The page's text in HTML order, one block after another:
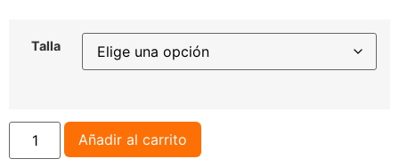
Talla
Añadir al carrito